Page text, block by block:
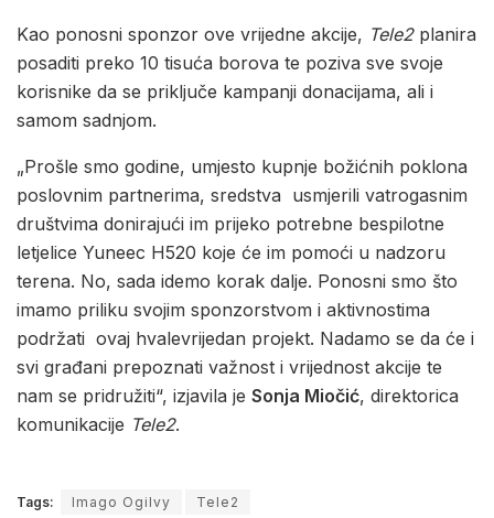
Kao ponosni sponzor ove vrijedne akcije, Tele2planira
posaditi preko 10 tisuća borova te poziva sve svoje
korisnike da se priključe kampanji donacijama, ali i
samom sadnjom.
„Prošle smo godine, umjesto kupnje božićnih poklona
poslovnim partnerima, sredstva usmjerili vatrogasnim
društvima donirajući im prijeko potrebne bespilotne
letjelice Yuneec H520 koje će im pomoći u nadzoru
terena. No, sada idemo korak dalje. Ponosni smo što
imamo priliku svojim sponzorstvom i aktivnostima
podržati ovaj hvalevrijedan projekt. Nadamo se da će i
svi građani prepoznati važnost i vrijednost akcije te
nam se pridružiti“, izjavila je Sonja Miočić, direktorica
komunikacije Tele2.
Tags: Imago Ogilvy Tele2